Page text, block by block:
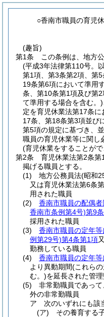
○香南市職員の育児
(趣旨)
第1条
この条例は、地方
(平成3年法律第110号。
第1項、第3条第2項、第
19条第6項において準用
条、第10条第1項及び第2
て準用する場合を含む。)
定を育児休業法第17条
17条、第18条第3項並び
第5項の規定に基づき、
職員の育児休業等に関し
(育児休業をすることが
第2条
育児休業法第2条第
掲げる職員とする。
(1)
地方公務員法(昭和
又は育児休業法第6条
用された職員
(2)
香南市職員の配偶
香南市条例第4号)第9
採用された職員
(3)
香南市職員の定年等
例第29号)第4条第1項
勤務している職員
(4)
香南市職員の定年
より異動期間(これら
む。)を延長された管
(5)
非常勤職員であっ
外の非常勤職員
ア
次のいずれにも該
(ア)
その養育する